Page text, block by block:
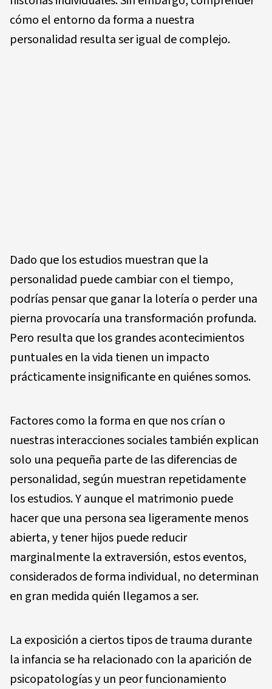
cómo el entorno da forma a nuestra
personalidad resulta ser igual de complejo.
Dado que los estudios muestran que la
personalidad puede cambiar con el tiempo,
podrías pensar que ganar la lotería o perder una
pierna provocaría una transformación profunda.
Pero resulta que los grandes acontecimientos
puntuales en la vida tienen un impacto
prácticamente insignificante en quiénes somos.
Factores como la forma en que nos crían o
nuestras interacciones sociales también explican
solo una pequeña parte de las diferencias de
personalidad, según muestran repetidamente
los estudios. Y aunque el matrimonio puede
hacer que una persona sea ligeramente menos
abierta, y tener hijos puede reducir
marginalmente la extraversión, estos eventos,
considerados de forma individual, no determinan
en gran medida quién llegamos a ser.
La exposición a ciertos tipos de trauma durante
la infancia se ha relacionado con la aparición de
psicopatologías y un peor funcionamiento